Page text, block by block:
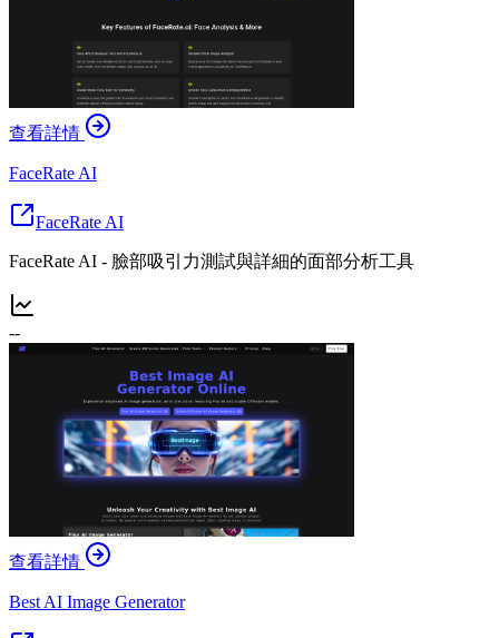
查看詳情
FaceRate AI
FaceRate AI
FaceRate AI - 臉部吸引力測試與詳細的面部分析工具
--
查看詳情
Best AI Image Generator